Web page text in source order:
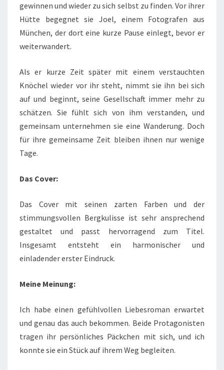
gewinnen und wieder zu sich selbst zu finden. Vor ihrer
Hütte begegnet sie Joel, einem Fotografen aus
München, der dort eine kurze Pause einlegt, bevor er
weiterwandert.
Als er kurze Zeit später mit einem verstauchten
Knöchel wieder vor ihr steht, nimmt sie ihn bei sich
auf und beginnt, seine Gesellschaft immer mehr zu
schätzen. Sie fühlt sich von ihm verstanden, und
gemeinsam unternehmen sie eine Wanderung. Doch
für ihre gemeinsame Zeit bleiben ihnen nur wenige
Tage.
Das Cover:
Das Cover mit seinen zarten Farben und der
stimmungsvollen Bergkulisse ist sehr ansprechend
gestaltet und passt hervorragend zum Titel.
Insgesamt entsteht ein harmonischer und
einladender erster Eindruck.
Meine Meinung:
Ich habe einen gefühlvollen Liebesroman erwartet
und genau das auch bekommen. Beide Protagonisten
tragen ihr persönliches Päckchen mit sich, und ich
konnte sie ein Stück auf ihrem Weg begleiten.